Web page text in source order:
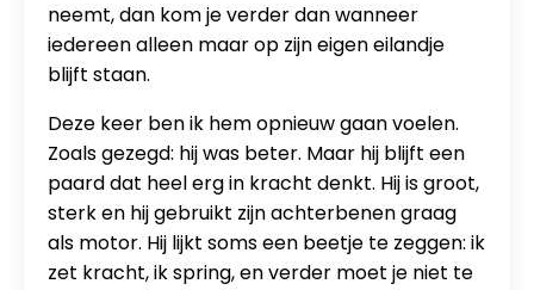
neemt, dan kom je verder dan wanneer
iedereen alleen maar op zijn eigen eilandje
blijft staan.
Deze keer ben ik hem opnieuw gaan voelen.
Zoals gezegd: hij was beter. Maar hij blijft een
paard dat heel erg in kracht denkt. Hij is groot,
sterk en hij gebruikt zijn achterbenen graag
als motor. Hij lijkt soms een beetje te zeggen: ik
zet kracht, ik spring, en verder moet je niet te